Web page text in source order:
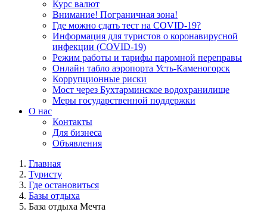
Курс валют
Внимание! Пограничная зона!
Где можно сдать тест на COVID-19?
Информация для туристов о коронавирусной
инфекции (COVID-19)
Режим работы и тарифы паромной переправы
Онлайн табло аэропорта Усть-Каменогорск
Коррупционные риски
Мост через Бухтарминское водохранилище
Меры государственной поддержки
О нас
Контакты
Для бизнеса
Объявления
Главная
Туристу
Где остановиться
Базы отдыха
База отдыха Мечта